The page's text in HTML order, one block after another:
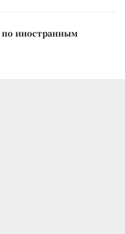
по иностранным